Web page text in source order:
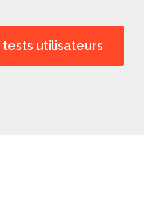
tests utilisateurs